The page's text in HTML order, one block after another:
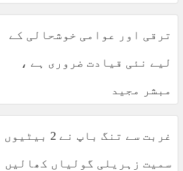
ترقی اور عوامی خوشحالی کے
لیے نئی قیادت ضروری ہے ،
مبشر مجید
غربت سے تنگ باپ نے 2 بیٹیوں
سمیت زہریلی گولیاں کھالیں